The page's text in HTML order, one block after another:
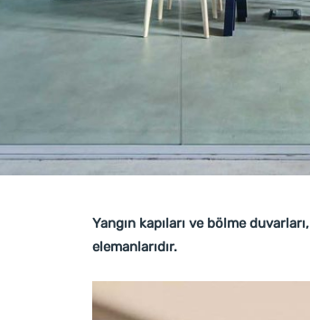
Yangın kapıları ve bölme
elemanlarıdır.